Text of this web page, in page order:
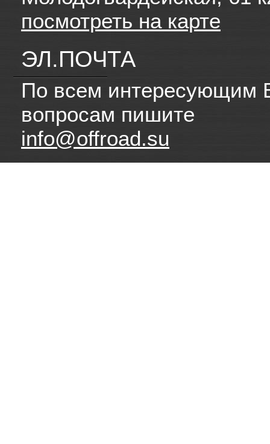
посмотреть на карте
ЭЛ.ПОЧТА
По всем интересующим
вопросам пишите
info@offroad.su